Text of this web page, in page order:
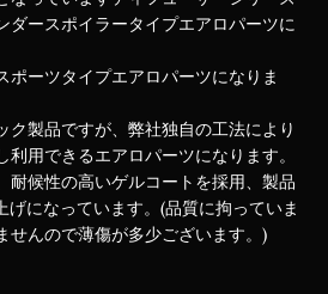
ダースポイラータイプエアロパーツに
ポーツタイプエアロパーツになりま
ク製品ですが、弊社独自の工法により
用できるエアロパーツになります。
耐候性の高いゲルコートを採用、製品
になっています。(品質に拘っていま
せんので薄傷が多少ございます。)